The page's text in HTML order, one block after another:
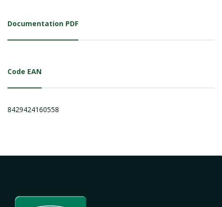
Documentation PDF
Code EAN
8429424160558